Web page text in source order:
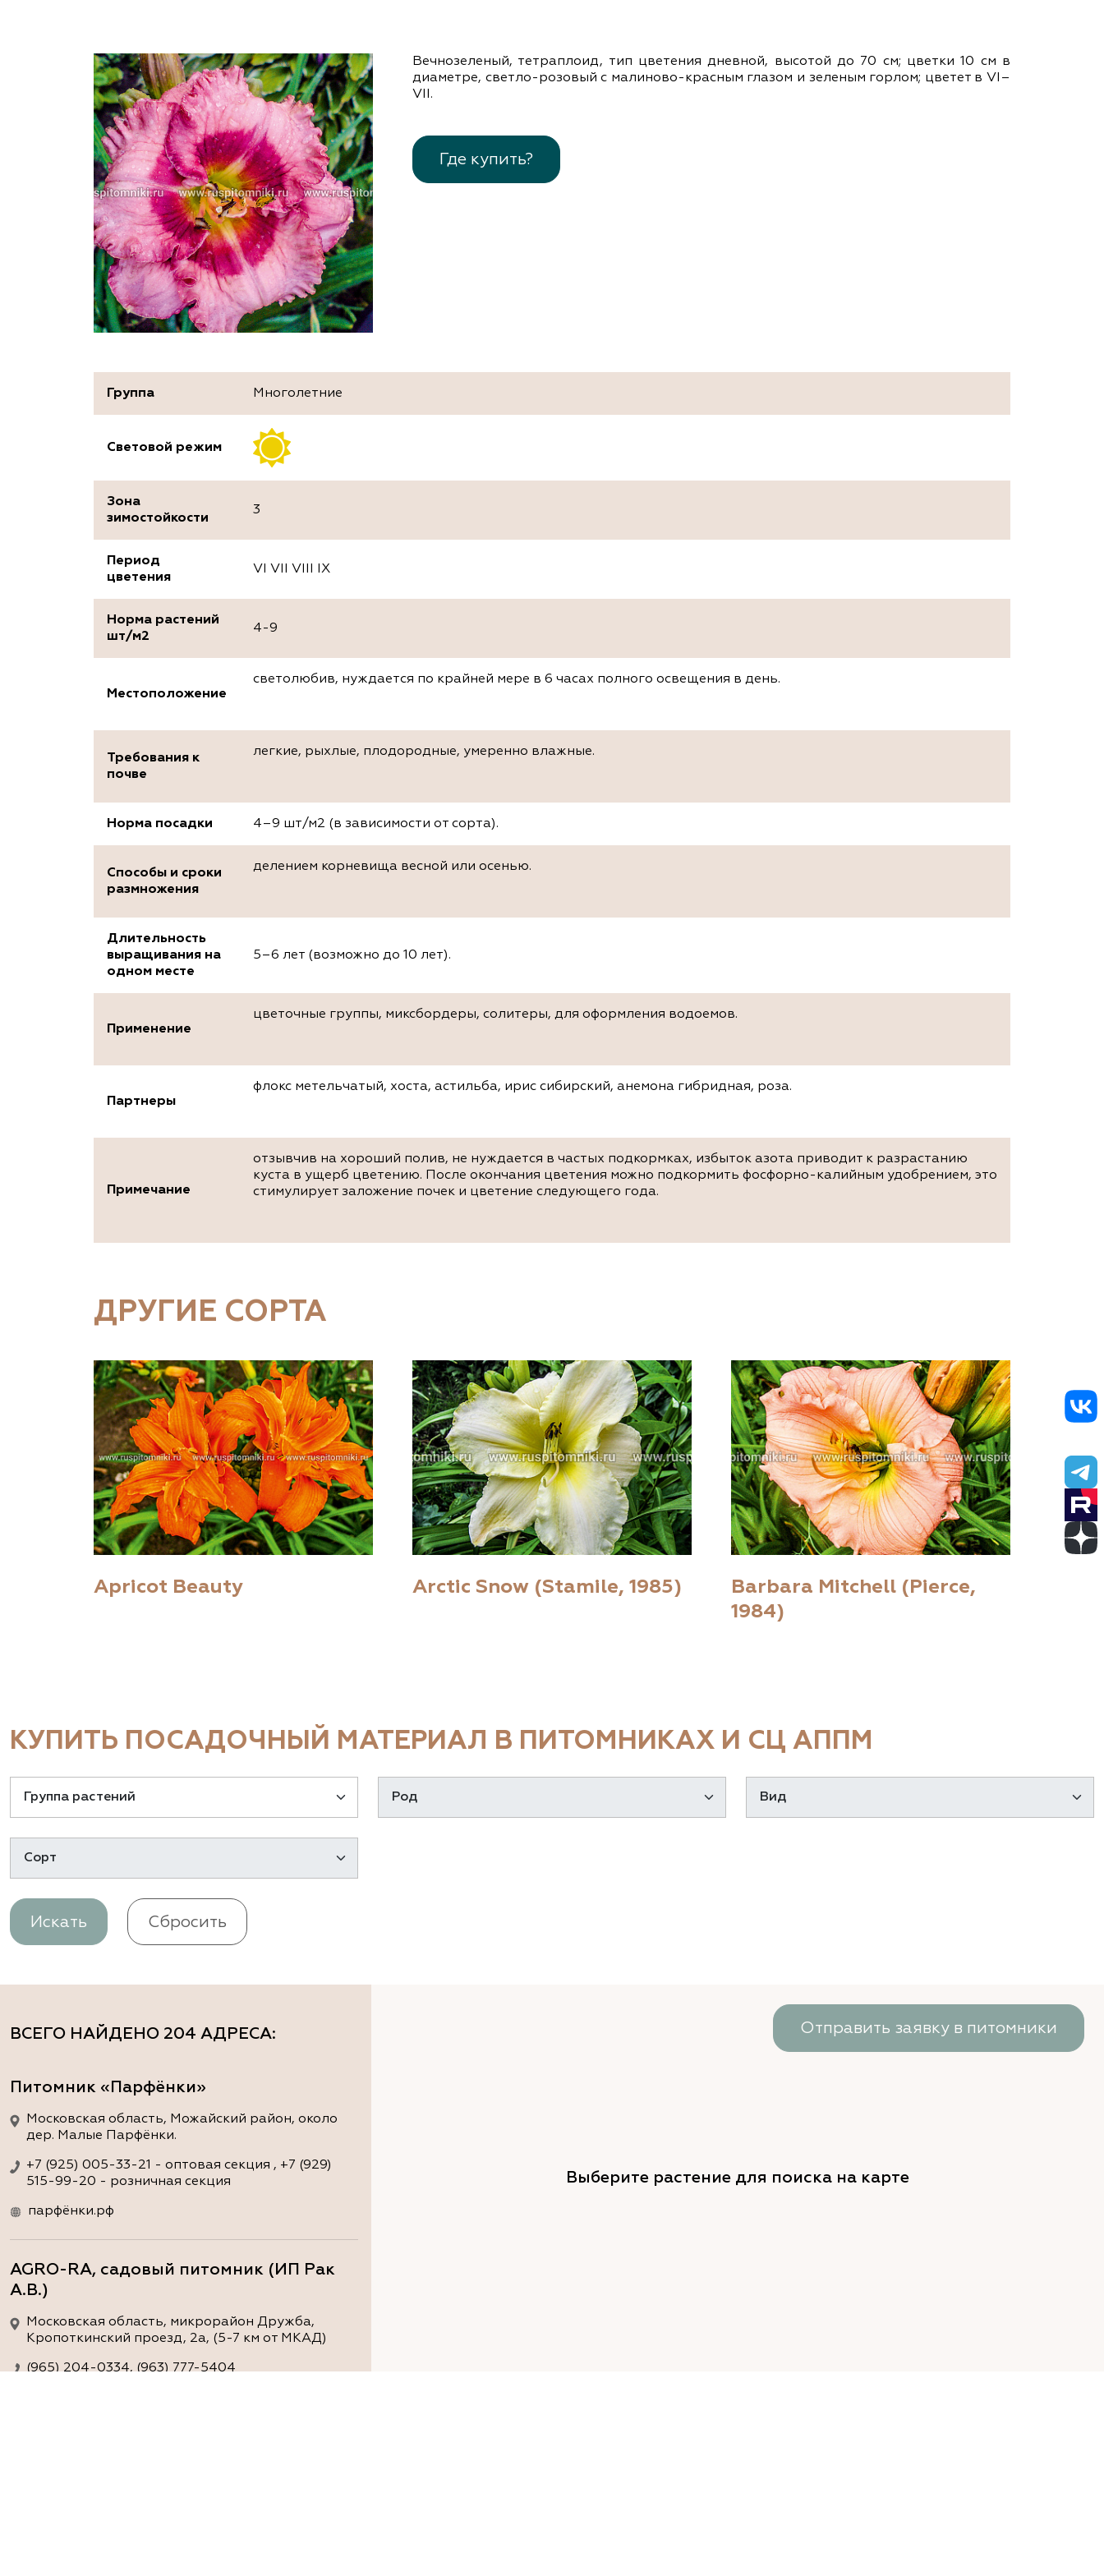
Региональные
представительства
Вечнозеленый, тетраплоид, тип цветения дневной, высотой до 70 см; цветки 10 см в
диаметре, светло-розовый с малиново-красным глазом и зеленым горлом; цветет в VІ–
VІІ.
Где купить?
Группа Многолетние
Световой режим
Зона
зимостойкости
3
Период
цветения
VI VII VIII IX
Норма растений
шт/м2
4-9
Местоположение
светолюбив, нуждается по крайней мере в 6 часах полного освещения в день.
Требования к
почве
легкие, рыхлые, плодородные, умеренно влажные.
Норма посадки 4–9 шт/м2 (в зависимости от сорта).
Способы и сроки
размножения
делением корневища весной или осенью.
Длительность
выращивания на
одном месте
5–6 лет (возможно до 10 лет).
Применение
цветочные группы, миксбордеры, солитеры, для оформления водоемов.
Партнеры
флокс метельчатый, хоста, астильба, ирис сибирский, анемона гибридная, роза.
Примечание
отзывчив на хороший полив, не нуждается в частых подкормках, избыток азота приводит к разрастанию
куста в ущерб цветению. После окончания цветения можно подкормить фосфорно-калийным удобрением, это
стимулирует заложение почек и цветение следующего года.
ДРУГИЕ СОРТА
Apricot Beauty Arctic Snow (Stamile, 1985)
Barbara Mitchell (Pierce,
1984)
КУПИТЬ ПОСАДОЧНЫЙ МАТЕРИАЛ В ПИТОМНИКАХ И СЦ АППМ
Искать Сбросить
ВСЕГО НАЙДЕНО 204 АДРЕСА:
Питомник «Парфёнки»
Московская область, Можайский район, около
дер. Малые Парфёнки.
+7 (925) 005-33-21 - оптовая секция , +7 (929)
515-99-20 - розничная секция
парфёнки.рф
AGRO-RA, садовый питомник (ИП Рак
А.В.)
Московская область, микрорайон Дружба,
Кропоткинский проезд, 2а, (5-7 км от МКАД)
(965) 204-0334, (963) 777-5404
Отправить заявку в питомники
Выберите растение для поиска на карте